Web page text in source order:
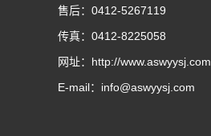
售后：0412-5267119
传真：0412-8225058
网址：http://www.aswyysj.com
E-mail：info@aswyysj.com